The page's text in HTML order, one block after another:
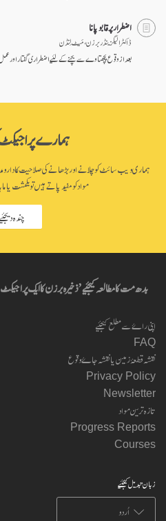
اضطرار پر قابو پانا
ڈاکٹر الیگزینڈر برزن ، مَیٹ لِنڈن
بعد از وقوع پچھتاوے سے بچنے کے لئیے اضطراری گفتار اور
ہمارے پراجیکٹ
ہماری ویب سائٹ کو چلانے اور بڑھانے کی صلاحیت کا
مواد کو مفید پاتے ہیں تو یکمشت یا
چندہ دیجئیے
بدھ مت کا مطالعہ کیجئیے’ ذخیرہ برزن کا ایک
اپنی راۓ سے مطلع کیجئیے
FAQ
نقشہ قطعۂ زمین یا نقشہ جاۓ وقوع
Privacy Policy
Newsletter
تازہ ترین مواد
Progress Reports
Courses
زبان تبدیل کیجئیے